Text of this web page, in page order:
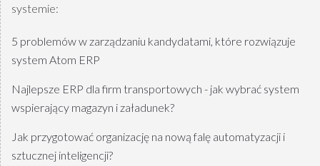
systemie:
5 problemów w zarządzaniu kandydatami, które rozwiązuje
system Atom ERP
Najlepsze ERP dla firm transportowych - jak wybrać system
wspierający magazyn i załadunek?
Jak przygotować organizację na nową falę automatyzacji i
sztucznej inteligencji?